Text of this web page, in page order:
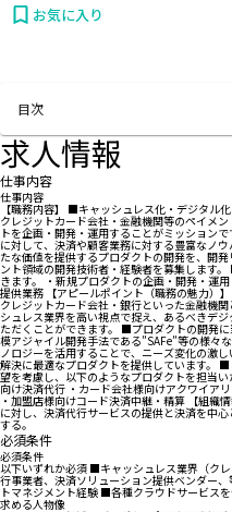
お気に入り
目次
求人情報
仕事内容
仕事内容
【職務内容】 ■キャッシュレス化・デジタル
クレジットカード会社・金融機関等のペイメ
トを企画・開発・運用することがミッション
に対して、決済や顧客業務に対する豊富なノ
たな価値を提供するプロダクトの開発を、開
ント領域の開発技術者・経験者を募集します
きます。 ・新規プロダクトの企画・開発・運
提供業務 【アピールポイント（職務の魅力）
クレジットカード会社・銀行といった金融機
シュレス業界を高い視点で捉え、あるべきデ
ただくことができます。 ■プロダクトの開発
模アジャイル開発手法である”SAFe”等の様々
ノロジーを活用することで、ニーズ変化の激
解決に最適なプロダクトを提供しています。
望を考慮し、以下のようなプロダクトを担当
向け決済代行 ・カード会社様向けアクワイア
・加盟店様向けコード決済中継・精算 【組織
に対し、決済代行サービスの提供と決済を中
する。
必須条件
必須条件
以下いずれか必須 ■キャッシュレス業界（ク
行事業者、決済ソリューション提供ベンダー
トマネジメント経験 ■各種クラウドサービス
求める人物像